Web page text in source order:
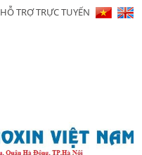
HỖ TRỢ TRỰC TUYẾN